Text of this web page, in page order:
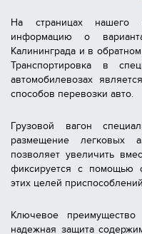
На страницах нашего
информацию о
Калининграда и в
Транспортировка в
автомобилевозах
способов перевозки авто.
Грузовой вагон
размещение легковых
позволяет увеличить
фиксируется с помощью
этих целей
Ключевое преимущество
надежная защита